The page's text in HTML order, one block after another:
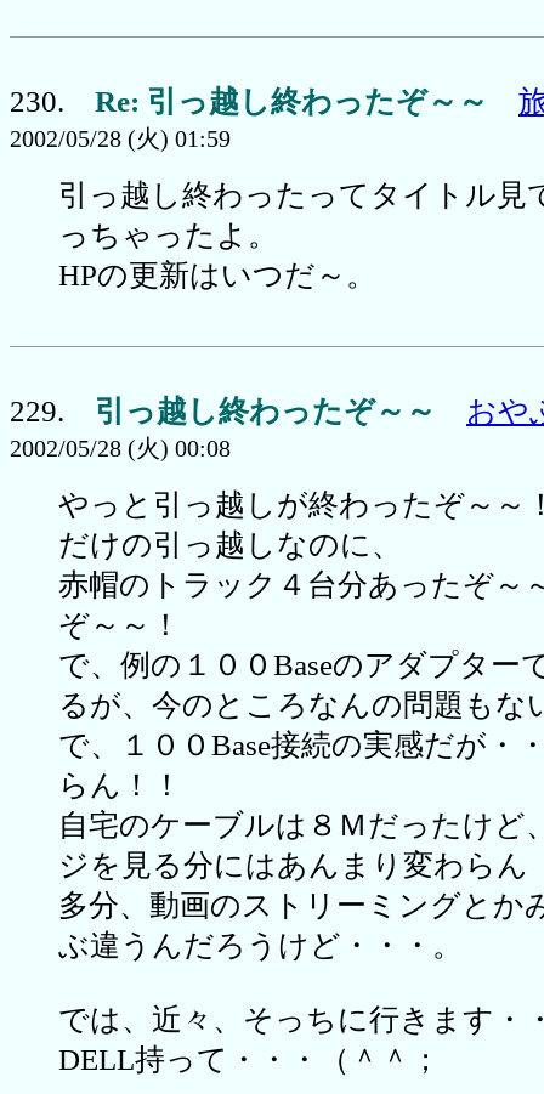
230. Re: 引っ越し終わったぞ～～
2002/05/28 (火) 01:59
引っ越し終わったってタイトル見
っちゃったよ。
HPの更新はいつだ～。
229. 引っ越し終わったぞ～～ おや
2002/05/28 (火) 00:08
やっと引っ越しが終わったぞ～～
だけの引っ越しなのに、
赤帽のトラック４台分あったぞ～
ぞ～～！
で、例の１００Baseのアダプター
るが、今のところなんの問題もな
で、１００Base接続の実感だが・
らん！！
自宅のケーブルは８Ｍだったけど
ジを見る分にはあんまり変わらん
多分、動画のストリーミングとか
ぶ違うんだろうけど・・・。
では、近々、そっちに行きます・
DELL持って・・・（＾＾；